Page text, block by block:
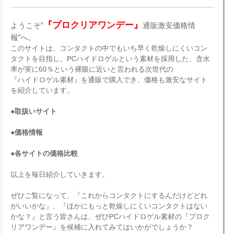
ようこそ” 『プロクリアワンデー』通販激安価格情
報”へ。
このサイトは、コンタクトの中でもいち早く乾燥しにくいコン
タクトを目指し、PCハイドロゲルという素材を採用した、含水
率が実に60％という裸眼に近いと言われる次世代の
『ハイドロゲル素材』を通販で購入でき、価格も激安なサイト
を紹介しています。
●取扱いサイト
●価格情報
●各サイトの価格比較
以上を毎日紹介していきます。
ぜひご覧になって、『これからコンタクトにするんだけどどれ
がいいかな』、『ほかにもっと乾燥しにくいコンタクトはない
かな？』と言う皆さんは、ぜひPCハイドロゲル素材の『プロク
リアワンデー』を候補に入れてみてはいかがでしょうか？